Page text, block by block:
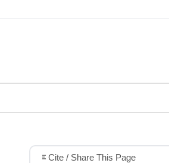
Cite / Share This Page